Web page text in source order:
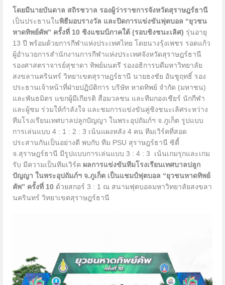
โดยมีนายบันดาล สถิรชวาล รองผู้ว่าราชการจังหวัดสุราษฎร์ธานี
เป็นประธานในพิธีมอบรางวัล และปิดการแข่งขันฟุตบอล “ยุวชน
หาดทิพย์คัพ” ครั้งที่ 10 ชิงแชมป์ภาคใต้ (รอบชิงชนะเลิศ) รุ่นอายุ
13 ปี พร้อมด้วยการกีฬาแห่งประเทศไทย โดยนางรุ้งเพชร รอดแก้ว
ผู้อำนวยการสำนักงานการกีฬาแห่งประเทศจังหวัดสุราษฎร์ธานี
รองศาสตราจารย์สุชาดา ทิพย์มนตรี รองอธิการบดีมหาวิทยาลัย
สงขลานครินทร์ วิทยาเขตสุราษฎร์ธานี นายธงชัย อันชูฤทธิ์ รอง
ประธานเจ้าหน้าที่ฝ่ายปฏิบัติการ บริษัท หาดทิพย์ จำกัด (มหาชน)
และพันธมิตร แขกผู้มีเกียรติ สื่อมวลชน และทีมกองเชียร์ นักกีฬา
และผู้ชม ร่วมให้กำลังใจ และชมการแข่งขันคู่ชิงชนะเลิศระหว่าง
ทีมโรงเรียนเทศบาลปลูกปัญญา ในพระอุปถัมภ์ฯ จ.ภูเก็ต รูปแบบ
การเล่นแบบ 4 : 1 : 2 : 3 เน้นแผงหลัง 4 คน ทีมเวิร์คที่สอด
ประสานกันเป็นอย่างดี พบกับ ทีม PSU สุราษฎร์ธานี ซิตี้
จ.สุราษฎร์ธานี มีรูปแบบการเล่นแบบ 3 : 4 : 3 เน้นเกมรุกและเกม
รับ มีความเป็นทีมเวิร์ค ผลการแข่งขันทีมโรงเรียนเทศบาลปลูก
ปัญญา ในพระอุปถัมภ์ฯ จ.ภูเก็ต เป็นแชมป์ฟุตบอล “ยุวชนหาดทิพย์
คัพ” ครั้งที่ 10 ด้วยสกอร์ 3 : 1 ณ สนามฟุตบอลมหาวิทยาลัยสงขลา
นครินทร์ วิทยาเขตสุราษฎร์ธานี